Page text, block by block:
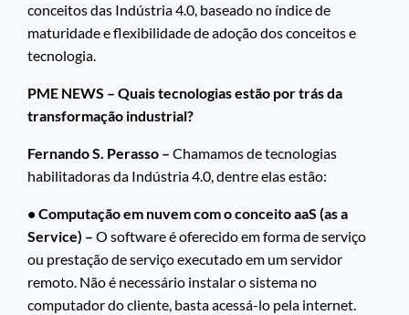
conceitos das Indústria 4.0, baseado no índice de
maturidade e flexibilidade de adoção dos conceitos e
tecnologia.
PME NEWS – Quais tecnologias estão por trás da
transformação industrial?
Fernando S. Perasso – Chamamos de tecnologias
habilitadoras da Indústria 4.0, dentre elas estão:
• Computação em nuvem com o conceito aaS (as a
Service) – O software é oferecido em forma de serviço
ou prestação de serviço executado em um servidor
remoto. Não é necessário instalar o sistema no
computador do cliente, basta acessá-lo pela internet.